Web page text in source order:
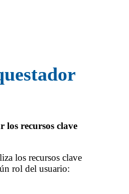
los recursos clave
los recursos clave
rol del usuario: